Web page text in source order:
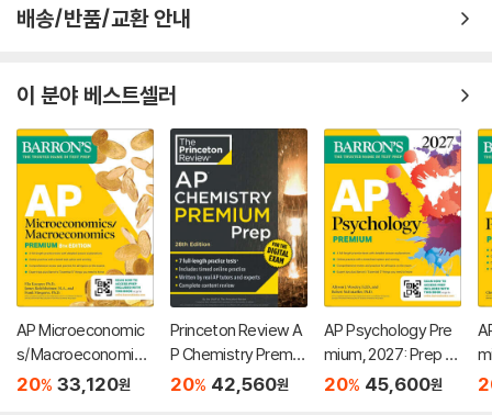
배송/반품/교환 안내
이 분야 베스트셀러
AP Microeconomic
s/Macroeconomics
Premium, Eighth Edi
20% 33,120원
Princeton Review A
P Chemistry Premiu
m Prep, 28th Editio
20% 42,560원
AP Psychology Pre
mium, 2027: Prep B
ook with 4 Practice
20% 45,600원